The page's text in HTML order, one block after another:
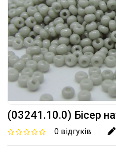
(03241.10.0) Бісер
0 відгуків